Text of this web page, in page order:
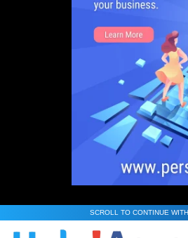
SCROLL TO CONTINUE